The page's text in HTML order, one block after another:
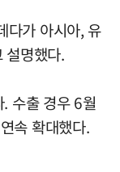
다가 아시아, 유
설명했다.
수출 경우 6월
속 확대했다.